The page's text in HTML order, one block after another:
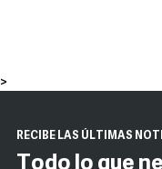
>
RECIBE LAS ÚLTIMAS